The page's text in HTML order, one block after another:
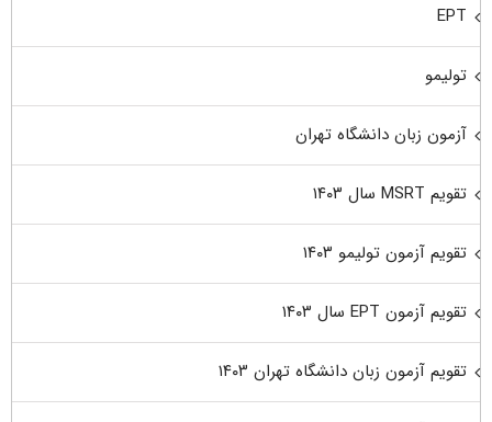
EPT
تولیمو
آزمون زبان دانشگاه تهران
تقویم MSRT سال ۱۴۰۳
تقویم آزمون تولیمو ۱۴۰۳
تقویم آزمون EPT سال ۱۴۰۳
تقویم آزمون زبان دانشگاه تهران ۱۴۰۳